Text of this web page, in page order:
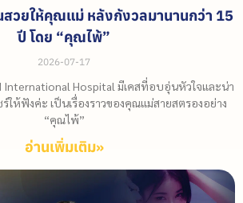
วยให้คุณแม่ หลังกังวลมานานกว่า 15
ปี โดย “คุณไพ้”
2026-07-17
International Hospital มีเคสที่อบอุ่นหัวใจและน่า
ให้ฟังค่ะ เป็นเรื่องราวของคุณแม่สายสตรองอย่าง
“คุณไพ้”
อ่านเพิ่มเติม»